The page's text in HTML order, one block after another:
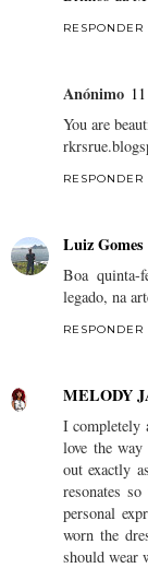
RESPONDER
Anónimo
You are
RESPONDER
Luiz Gomes
Boa quinta-
legado, na
RESPONDER
MELODY
I completely
love the
out exactly
resonates
personal
worn the
should wear